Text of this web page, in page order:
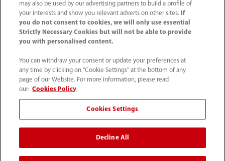
关于我们
联系我们
may also be used by our advertising partners to build a profile of
your interests and show you relevant adverts on other sites.
If
you do not consent to cookies, we will only use essential
Strictly Necessary Cookies but will not be able to provide
you with personalised content.
You can withdraw your consent or update your preferences at
any time by clicking on "Cookie Settings" at the bottom of any
page of our Website. For more information, please read
our: Cookies Policy
Cookies Settings
Decline All